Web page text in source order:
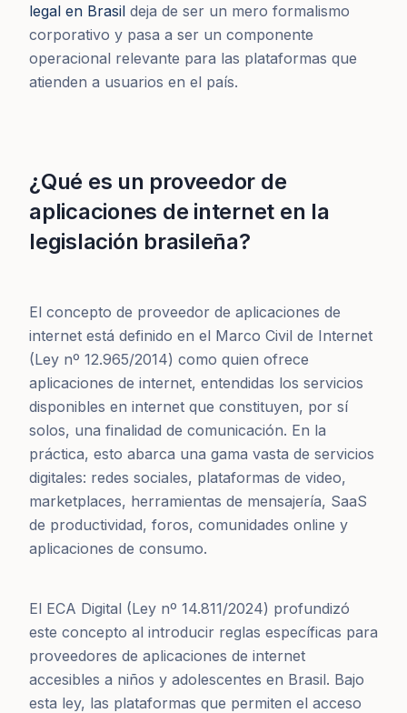
legal en Brasil deja de ser un mero formalismo
corporativo y pasa a ser un componente
operacional relevante para las plataformas que
atienden a usuarios en el país.
¿Qué es un proveedor de
aplicaciones de internet en la
legislación brasileña?
El concepto de proveedor de aplicaciones de
internet está definido en el Marco Civil de Internet
(Ley nº 12.965/2014) como quien ofrece
aplicaciones de internet, entendidas los servicios
disponibles en internet que constituyen, por sí
solos, una finalidad de comunicación. En la
práctica, esto abarca una gama vasta de servicios
digitales: redes sociales, plataformas de video,
marketplaces, herramientas de mensajería, SaaS
de productividad, foros, comunidades online y
aplicaciones de consumo.
El ECA Digital (Ley nº 14.811/2024) profundizó
este concepto al introducir reglas específicas para
proveedores de aplicaciones de internet
accesibles a niños y adolescentes en Brasil. Bajo
esta ley, las plataformas que permiten el acceso